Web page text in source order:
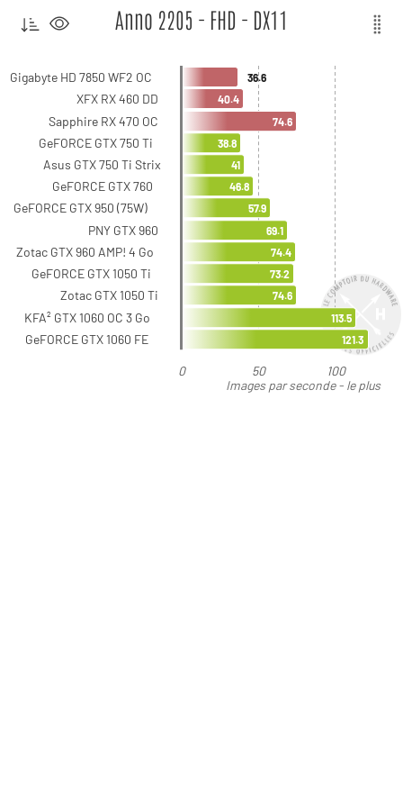
Images par seconde - le plus
Anno 2205 - FHD - DX11
0 50 100
Gigabyte HD 7850 WF2 OC
XFX RX 460 DD
Sapphire RX 470 OC
GeFORCE GTX 750 Ti
Asus GTX 750 Ti Strix
GeFORCE GTX 760
GeFORCE GTX 950 (75W)
PNY GTX 960
Zotac GTX 960 AMP! 4 Go
GeFORCE GTX 1050 Ti
Zotac GTX 1050 Ti
KFA² GTX 1060 OC 3 Go
GeFORCE GTX 1060 FE
40.4
74.6
38.8
41
46.8
57.9
69.1
74.4
73.2
74.6
113.5
121.3
36.6